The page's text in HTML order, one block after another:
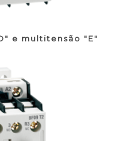
e multitensão "E"